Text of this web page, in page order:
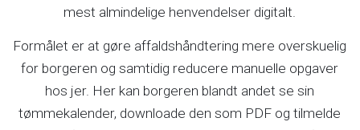
mest almindelige henvendelser digitalt.
Formålet er at gøre affaldshåndtering mere overskuelig
for borgeren og samtidig reducere manuelle opgaver
hos jer. Her kan borgeren blandt andet se sin
tømmekalender, downloade den som PDF og tilmelde